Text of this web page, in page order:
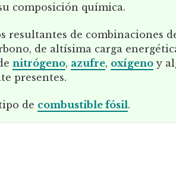
composición química.
resultantes de combinaciones
de altísima carga
nitrógeno, azufre, oxígeno y
presentes.
de combustible fósil.